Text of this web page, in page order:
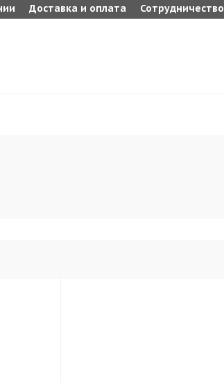
Доставка и оплата Сотрудничество